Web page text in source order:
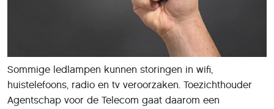
Sommige ledlampen kunnen storingen in wifi,
huistelefoons, radio en tv veroorzaken. Toezichthouder
Agentschap voor de Telecom gaat daarom een